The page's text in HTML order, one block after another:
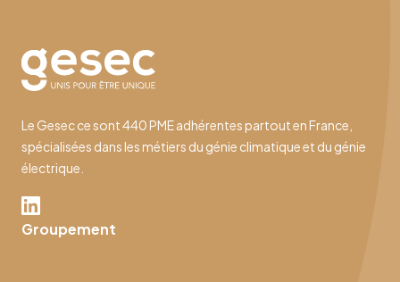
Le Gesec ce sont 440 PME adhérentes partout en France,
spécialisées dans les métiers du génie climatique et du génie
électrique.
Groupement